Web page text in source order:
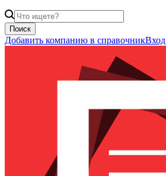
Поиск
Добавить компанию в справочникВход